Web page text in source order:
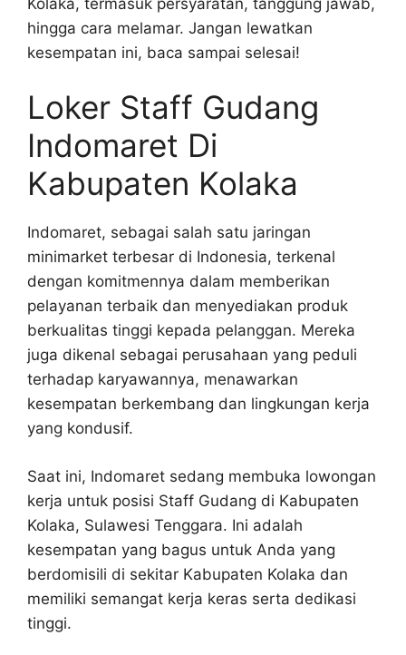
hingga cara melamar. Jangan lewatkan
kesempatan ini, baca sampai selesai!
Loker Staff Gudang
Indomaret Di
Kabupaten Kolaka
Indomaret, sebagai salah satu jaringan
minimarket terbesar di Indonesia, terkenal
dengan komitmennya dalam memberikan
pelayanan terbaik dan menyediakan produk
berkualitas tinggi kepada pelanggan. Mereka
juga dikenal sebagai perusahaan yang peduli
terhadap karyawannya, menawarkan
kesempatan berkembang dan lingkungan kerja
yang kondusif.
Saat ini, Indomaret sedang membuka lowongan
kerja untuk posisi Staff Gudang di Kabupaten
Kolaka, Sulawesi Tenggara. Ini adalah
kesempatan yang bagus untuk Anda yang
berdomisili di sekitar Kabupaten Kolaka dan
memiliki semangat kerja keras serta dedikasi
tinggi.